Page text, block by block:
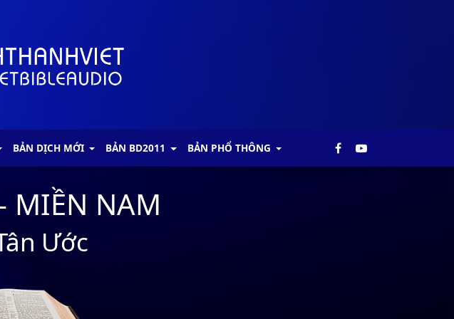
BẢN DỊCH MỚI BẢN BD2011 BẢN PHỔ THÔNG
MIỀN NAM
Ước